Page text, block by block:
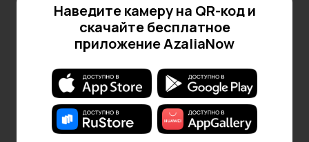
Наведите камеру на QR-код и
скачайте бесплатное
приложение AzaliaNow